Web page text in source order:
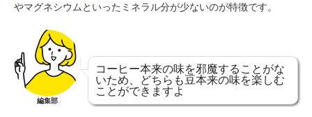
やマグネシウムといったミネラル分が少ないのが特徴です。
編集部
コーヒー本来の味を邪魔することがな
いため、どちらも豆本来の味を楽しむ
ことができますよ